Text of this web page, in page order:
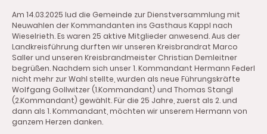
Am 14.03.2025 lud die Gemeinde zur Dienstversammlung mit
Neuwahlen der Kommandanten ins Gasthaus Kappl nach
Wieselrieth. Es waren 25 aktive Mitglieder anwesend. Aus der
Landkreisführung durften wir unseren Kreisbrandrat Marco
Saller und unseren Kreisbrandmeister Christian Demleitner
begrüßen. Nachdem sich unser 1. Kommandant Hermann Federl
nicht mehr zur Wahl stellte, wurden als neue Führungskräfte
Wolfgang Gollwitzer (1.Kommandant) und Thomas Stangl
(2.Kommandant) gewählt. Für die 25 Jahre, zuerst als 2. und
dann als 1. Kommandant, möchten wir unserem Hermann von
ganzem Herzen danken.